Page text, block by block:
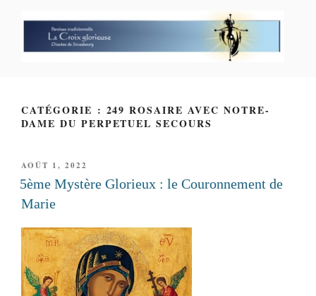
CATÉGORIE : 249 ROSAIRE AVEC NOTRE-
DAME DU PERPETUEL SECOURS
PUBLIÉ
LE
AOÛT 1, 2022
5ème Mystère Glorieux : le Couronnement de
Marie